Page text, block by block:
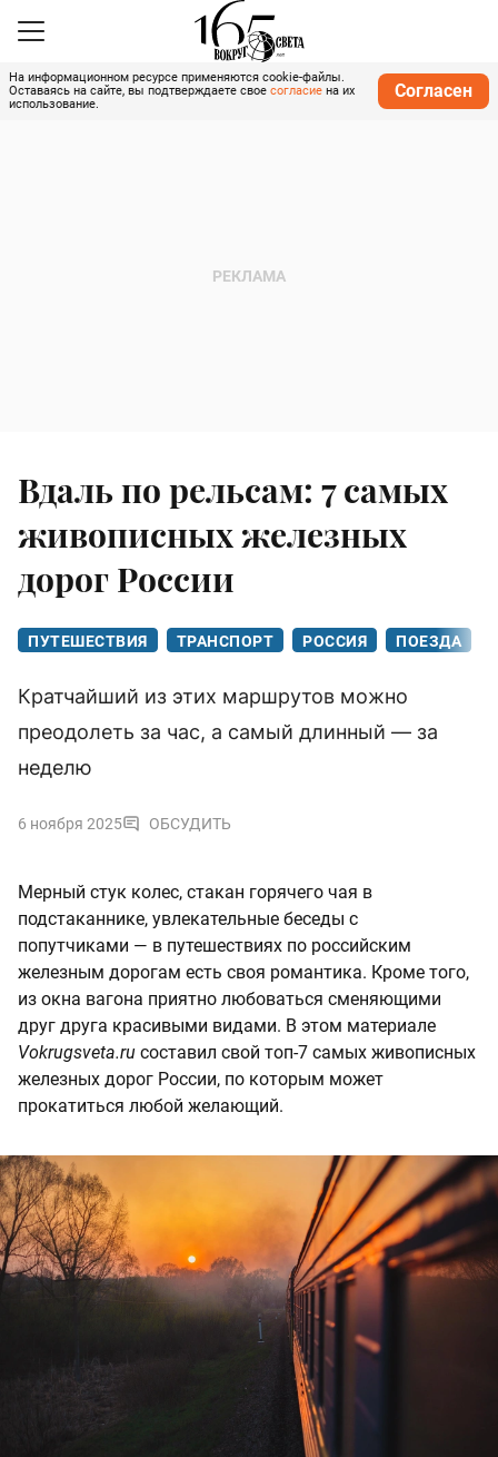
На информационном ресурсе применяются cookie-файлы.
Оставаясь на сайте, вы подтверждаете свое согласие на их
использование.
Согласен
Вдаль по рельсам: 7 самых
живописных железных
дорог России
ПУТЕШЕСТВИЯ ТРАНСПОРТ РОССИЯ ПОЕЗДА
Кратчайший из этих маршрутов можно
преодолеть за час, а самый длинный — за
неделю
6 ноября 2025 ОБСУДИТЬ
Мерный стук колес, стакан горячего чая в
подстаканнике, увлекательные беседы с
попутчиками — в путешествиях по российским
железным дорогам есть своя романтика. Кроме того,
из окна вагона приятно любоваться сменяющими
друг друга красивыми видами. В этом материале
Vokrugsveta.ru составил свой топ-7 самых живописных
железных дорог России, по которым может
прокатиться любой желающий.